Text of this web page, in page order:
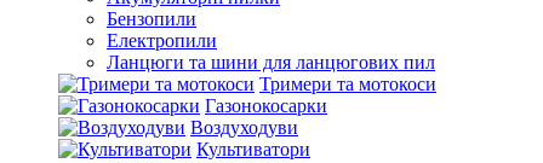
Бензопили
Електропили
Ланцюги та шини для ланцюгових пил
Тримери та мотокоси
Газонокосарки
Воздуходуви
Культиватори